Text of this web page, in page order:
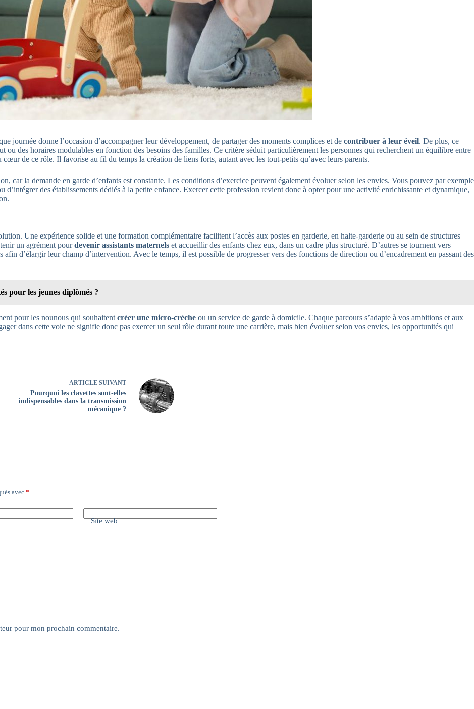
journée donne l’occasion d’accompagner leur développement, de partager des moments complices et de contribuer à leur éveil. De plus, ce
ou des horaires modulables en fonction des besoins des familles. Ce critère séduit particulièrement les personnes qui recherchent un équilibre entre
de ce rôle. Il favorise au fil du temps la création de liens forts, autant avec les tout-petits qu’avec leurs parents.
car la demande en garde d’enfants est constante. Les conditions d’exercice peuvent également évoluer selon les envies. Vous pouvez par exemple
d’intégrer des établissements dédiés à la petite enfance. Exercer cette profession revient donc à opter pour une activité enrichissante et dynamique,
Une expérience solide et une formation complémentaire facilitent l’accès aux postes en garderie, en halte-garderie ou au sein de structures
un agrément pourdevenir assistants maternels et accueillir des enfants chez eux, dans un cadre plus structuré. D’autres se tournent vers
d’élargir leur champ d’intervention. Avec le temps, il est possible de progresser vers des fonctions de direction ou d’encadrement en passant des
pour les jeunes diplômés ?
pour les nounous qui souhaitent créer une micro-crèche ou un service de garde à domicile. Chaque parcours s’adapte à vos ambitions et aux
dans cette voie ne signifie donc pas exercer un seul rôle durant toute une carrière, mais bien évoluer selon vos envies, les opportunités qui
ARTICLE SUIVANT
Pourquoi les clavettes sont-elles
indispensables dans la transmission
mécanique ?
avec *
Site web
pour mon prochain commentaire.